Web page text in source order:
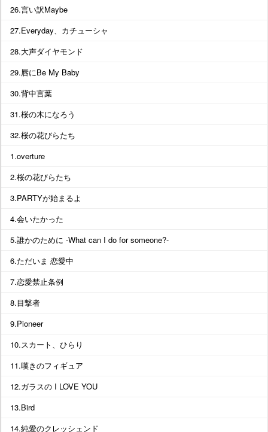
26.言い訳Maybe
27.Everyday、カチューシャ
28.大声ダイヤモンド
29.唇にBe My Baby
30.背中言葉
31.桜の木になろう
32.桜の花びらたち
1.overture
2.桜の花びらたち
3.PARTYが始まるよ
4.会いたかった
5.誰かのために -What can I do for someone?-
6.ただいま 恋愛中
7.恋愛禁止条例
8.目撃者
9.Pioneer
10.スカート、ひらり
11.嘆きのフィギュア
12.ガラスの I LOVE YOU
13.Bird
14.純愛のクレッシェンド